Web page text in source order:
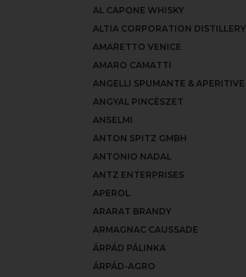
AL CAPONE WHISKY
ALTIA CORPORATION DISTILLERY
AMARETTO VENICE
AMARO CAMATTI
ANGELLI SPUMANTE & APERITIVE
ANGYAL PINCÉSZET
ANSELMI
ANTON SPITZ GMBH
ANTONIO NADAL
ANTZ ENTERPRISES
APEROL
ARARAT BRANDY
ARMAGNAC CAUSSADE
ÁRPÁD PÁLINKA
ÁRPÁD-AGRO